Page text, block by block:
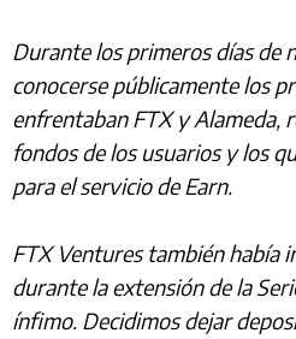
Durante los primeros días de
conocerse públicamente los
enfrentaban FTX y Alameda,
fondos de los usuarios y los
para el servicio de Earn.
FTX Ventures también había
durante la extensión de la
ínfimo. Decidimos dejar